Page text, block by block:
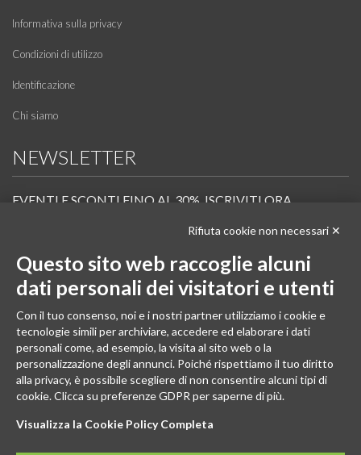
Informativa sulla privacy
Condizioni di utilizzo
Identificazione
Chi siamo
NEWSLETTER
EVENTI E SCONTI FINO AL 30%. ISCRIVITI ORA.
Scopri in anteprima i nuovi prodotti, le promozioni riservate ai professionisti e resta
Iscrivi alla Newsletter
SEGUICI
Rifiuta cookie non necessari ✕
Questo sito web raccoglie alcuni
dati personali dei visitatori e utenti
Con il tuo consenso, noi e i nostri partner utilizziamo i cookie e
tecnologie simili per archiviare, accedere ed elaborare i dati
personali come, ad esempio, la visita al sito web o la
personalizzazione degli annunci. Poiché rispettiamo il tuo diritto
alla privacy, è possibile scegliere di non consentire alcuni tipi di
cookie. Clicca su preferenze GDPR per saperne di più.
Visualizza la Cookie Policy Completa